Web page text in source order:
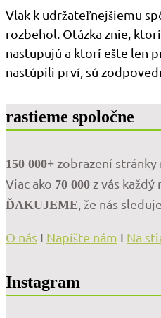
Vlak k udržateľnejšiemu
rozbehol. Otázka znie,
nastupujú a ktorí ešte len
nastúpili prví, sú
rastieme spoločne
150 000+ zobrazení stránky
Viac ako 70 000 z vás každý
ĎAKUJEME , že nás
O nás I Napíšte nám I Na
Instagram